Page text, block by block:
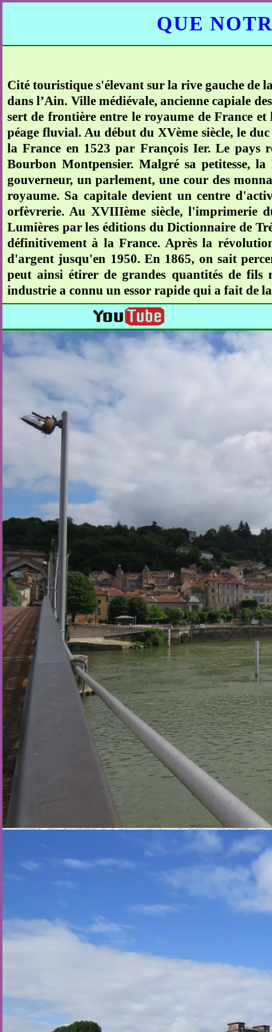
QUE
Cité touristique s'élevant sur la rive gauche de
dans l’Ain. Ville médiévale, ancienne capiale
sert de frontière entre le royaume de France
péage fluvial. Au début du XVème siècle, le
la France en 1523 par François Ier. Le pays
Bourbon Montpensier. Malgré sa petitesse,
gouverneur, un parlement, une cour des
royaume. Sa capitale devient un centre
orfèvrerie. Au XVIIIème siècle, l'imprimerie
Lumières par les éditions du Dictionnaire de
définitivement à la France. Après la
d'argent jusqu'en 1950. En 1865, on sait
peut ainsi étirer de grandes quantités de fils
industrie a connu un essor rapide qui a fait de